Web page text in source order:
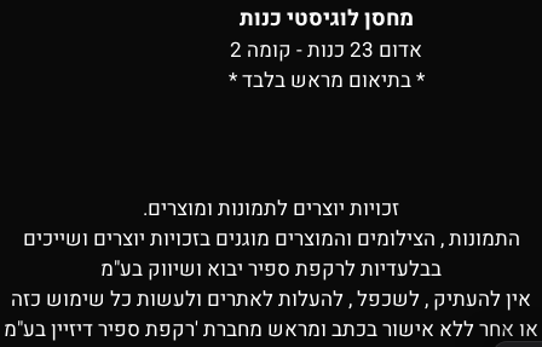
מחסן לוגיסטי כנות
אדום 23 כנות - קומה 2
* בתיאום מראש בלבד *
זכויות יוצרים לתמונות ומוצרים.
התמונות , הצילומים והמוצרים מוגנים בזכויות יוצרים ושייכים
בבלעדיות לרקפת ספיר יבוא ושיווק בע"מ
אין להעתיק , לשכפל , להעלות לאתרים ולעשות כל שימוש כזה
או אחר ללא אישור בכתב ומראש מחברת 'רקפת ספיר דיזיין בע"מ
✕